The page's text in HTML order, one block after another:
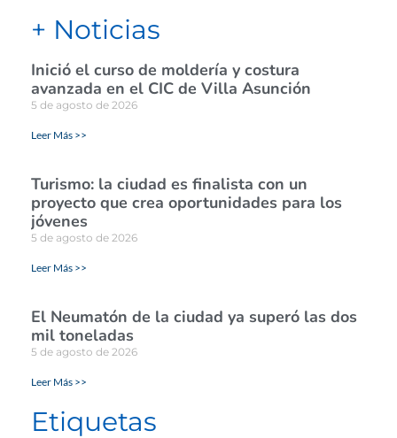
+ Noticias
Inició el curso de moldería y costura
avanzada en el CIC de Villa Asunción
5 de agosto de 2026
Leer Más >>
Turismo: la ciudad es finalista con un
proyecto que crea oportunidades para los
jóvenes
5 de agosto de 2026
Leer Más >>
El Neumatón de la ciudad ya superó las dos
mil toneladas
5 de agosto de 2026
Leer Más >>
Etiquetas